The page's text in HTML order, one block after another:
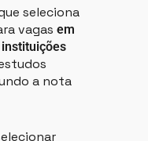
seleciona
vagas em
a nota